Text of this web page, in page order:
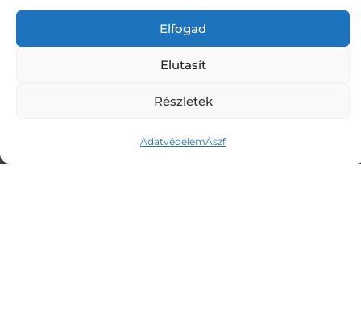
Elfogad
Elutasít
Részletek
AdatvédelemÁszf
hátteremről részletesen a
oldalonolvashatsz.
SZOLGÁLTATÁSOM